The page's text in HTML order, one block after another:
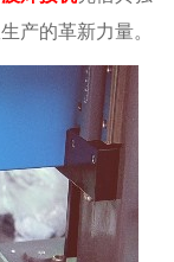
产的革新力量。